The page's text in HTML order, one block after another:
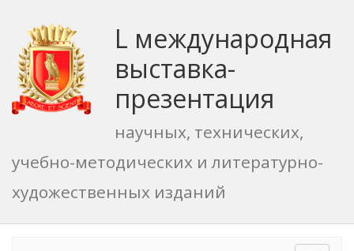
L международная
выставка-
презентация
научных, технических,
учебно-методических и литературно-
художественных изданий